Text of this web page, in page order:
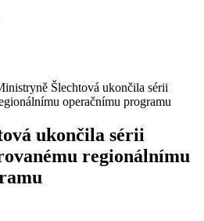
Šlechtová ukončila sérii
operačnímu programu
ukončila sérii
regionálnímu